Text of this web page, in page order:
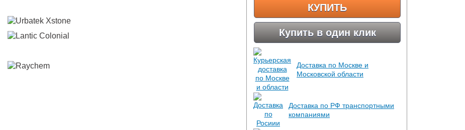
КУПИТЬ
Купить в один клик
Доставка по Москве и
Московской области
Доставка по РФ транспортными
компаниями